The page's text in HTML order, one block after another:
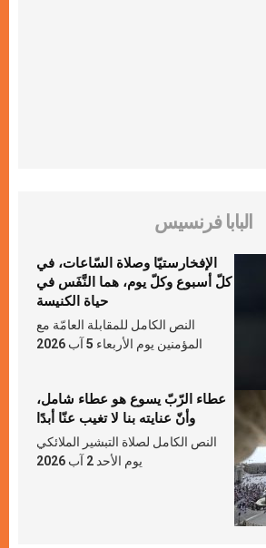
البابا فرنسيس
الإفخارستيّا وصلاة السّاعات، في
كلّ أسبوع وكلّ يوم، هما النَّفَس في
حياة الكنيسة
النص الكامل للمقابلة العامّة مع
المؤمنين يوم الأربعاء 5 آب 2026
عطاء الرّبّ يسوع هو عطاء شامل،
وأنّ عنايته بنا لا تغيب عنّا أبدًا
النص الكامل لصلاة التبشير الملائكي
يوم الأحد 2 آب 2026